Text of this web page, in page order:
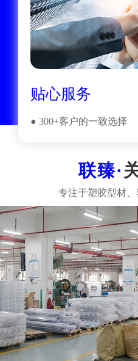
贴心服务
● 300+客户的一致选择